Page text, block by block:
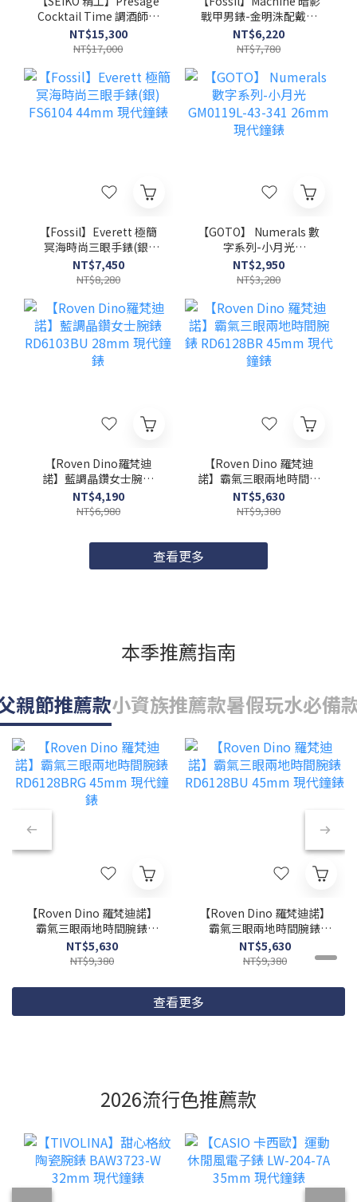
Cocktail Time 調酒師系
列 4R35-04A0F 38.5mm
現代鐘錶
NT$15,300
NT$17,000
戰甲男錶-金明洙配戴款
FS6160 44mm 現代鐘錶
NT$6,220
NT$7,780
【Fossil】Everett 極簡
冥海時尚三眼手錶(銀)
FS6104 44mm 現代鐘錶
NT$7,450
NT$8,280
【GOTO】 Numerals 數
字系列-小月光
GM0119L-43-341
26mm 現代鐘錶
NT$2,950
NT$3,280
【Roven Dino羅梵迪
諾】藍調晶鑽女士腕錶
RD6103BU 28mm 現代
鐘錶
NT$4,190
NT$6,980
【Roven Dino 羅梵迪
諾】霸氣三眼兩地時間腕
錶 RD6128BR 45mm 現
代鐘錶
NT$5,630
NT$9,380
查看更多
本季推薦指南
親節推薦款小資族推薦款暑假玩水必備
【Roven Dino 羅梵迪諾】
霸氣三眼兩地時間腕錶
RD6128BRG 45mm 現代
鐘錶
NT$5,630
NT$9,380
【Roven Dino 羅梵迪諾】
霸氣三眼兩地時間腕錶
RD6128BU 45mm 現代鐘
錶
NT$5,630
NT$9,380
查看更多
2026流行色推薦款